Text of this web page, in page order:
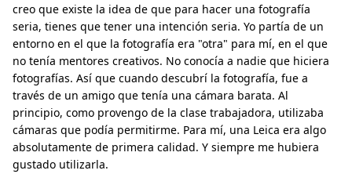
creo que existe la idea de que para hacer una fotografía
seria, tienes que tener una intención seria. Yo partía de un
entorno en el que la fotografía era "otra" para mí, en el que
no tenía mentores creativos. No conocía a nadie que hiciera
fotografías. Así que cuando descubrí la fotografía, fue a
través de un amigo que tenía una cámara barata. Al
principio, como provengo de la clase trabajadora, utilizaba
cámaras que podía permitirme. Para mí, una Leica era algo
absolutamente de primera calidad. Y siempre me hubiera
gustado utilizarla.